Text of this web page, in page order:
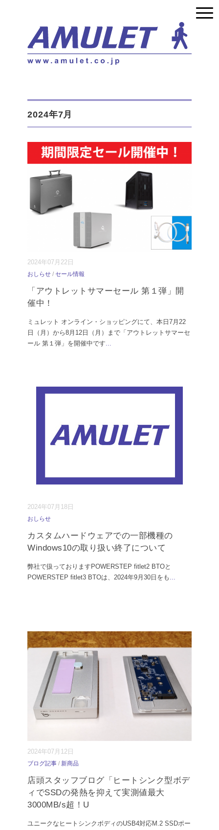
2024年7月
2024年07月22日
おしらせ / セール情報
「アウトレットサマーセール 第１弾」開
催中！
ミュレット オンライン・ショッピングにて、本日7月22
日（月）から8月12日（月）まで「アウトレットサマーセ
ール 第１弾」を開催中です...
2024年07月18日
おしらせ
カスタムハードウェアでの一部機種の
Windows10の取り扱い終了について
弊社で扱っておりますPOWERSTEP fitlet2 BTOと
POWERSTEP fitlet3 BTOは、2024年9月30日をも ...
2024年07月12日
ブログ記事 / 新商品
店頭スタッフブログ「ヒートシンク型ボデ
ィでSSDの発熱を抑えて実測値最大
3000MB/s超！U
ユニークなヒートシンクボディのUSB4対応M.2 SSDポー